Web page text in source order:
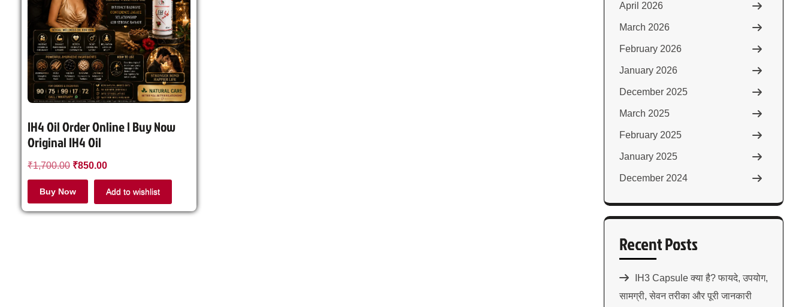
IH4 Oil Order Online | Buy Now
Original IH4 Oil
₹1,700.00 ₹850.00
Buy Now Add to wishlist
April 2026
March 2026
February 2026
January 2026
December 2025
March 2025
February 2025
January 2025
December 2024
Recent Posts
IH3 Capsule क्या है? फायदे, उपयोग,
सामग्री, सेवन तरीका और पूरी जानकारी